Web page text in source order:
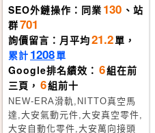
SEO外鏈操作：同業 130 、站
群701
詢價留言：月平均21.2單，
累計 1208單
Google排名績效： 6組在前
三頁， 6組前十
NEW-ERA滑軌,NITTO真空馬
達,大安氣動元件,大安真空零件,
大安自動化零件,大安萬向接頭